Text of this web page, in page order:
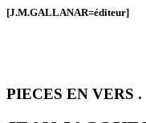
[J.M.GALLANAR=éditeur]
PIECES EN VERS .